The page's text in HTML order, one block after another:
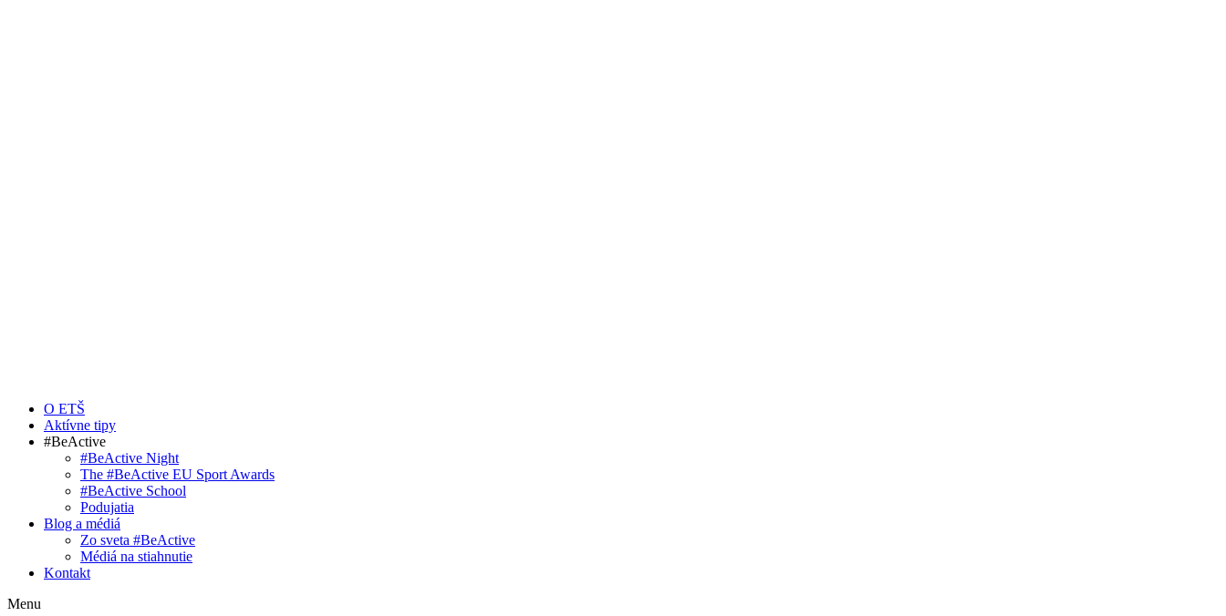
O ETŠ
Aktívne tipy
#BeActive
#BeActive Night
The #BeActive EU Sport Awards
#BeActive School
Podujatia
Blog a médiá
Zo sveta #BeActive
Médiá na stiahnutie
Kontakt
Menu